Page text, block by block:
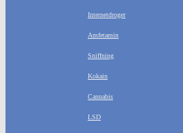
Internetdroger
Amfetamin
Sniffning
Kokain
Cannabis
LSD